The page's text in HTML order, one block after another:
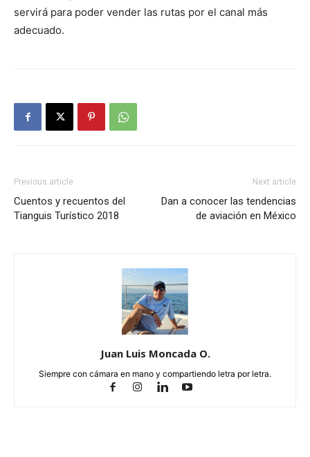
servirá para poder vender las rutas por el canal más
adecuado.
Previous article
Cuentos y recuentos del
Tianguis Turístico 2018
Next article
Dan a conocer las tendencias
de aviación en México
Juan Luis Moncada O.
Siempre con cámara en mano y compartiendo letra por letra.